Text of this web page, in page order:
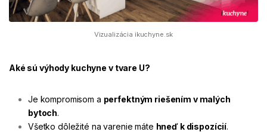
Vizualizácia ikuchyne.sk
Aké sú výhody kuchyne v tvare U?
Je kompromisom a perfektným riešením v malých
bytoch.
Všetko dôležité na varenie máte hneď k dispozícií.